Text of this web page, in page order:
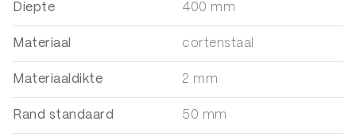
Diepte 400 mm
Materiaal cortenstaal
Materiaaldikte 2 mm
Rand standaard 50 mm